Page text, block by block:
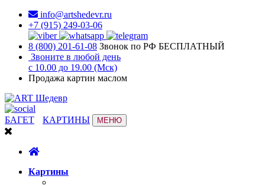
info@artshedevr.ru
+7 (915) 249-03-06
8 (800) 201-61-08 Звонок по РФ БЕСПЛАТНЫЙ
Звоните в любой день
с 10.00 до 19.00 (Мск)
Продажа картин маслом
БАГЕТ КАРТИНЫ МЕНЮ
Картины